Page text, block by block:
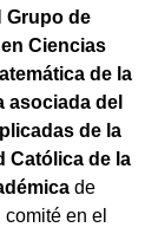
Grupo de
Ciencias
de la
del
de la
Católica de la
de
en el